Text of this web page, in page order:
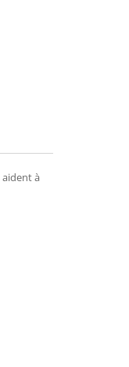
aident à